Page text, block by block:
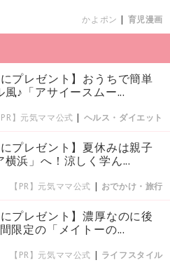
かよポン | 育児漫画
にプレゼント】おうちで簡単
♪「アサイースムー...
PR】元気ママ公式 | ヘルス・ダイエット
にプレゼント】夏休みは親子
横浜」へ！涼しく学ん...
【PR】元気ママ公式 | おでかけ・旅行
にプレゼント】濃厚なのに後
限定の「メイトーの...
【PR】元気ママ公式 | ライフスタイル